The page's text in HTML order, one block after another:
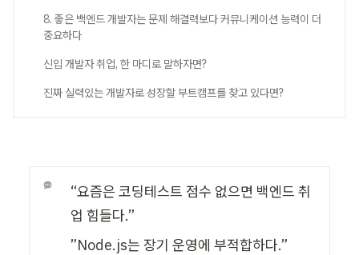
8. 좋은 백엔드 개발자는 문제 해결력보다 커뮤니케이션 능력이 더
중요하다
신입 개발자 취업, 한 마디로 말하자면?
진짜 실력있는 개발자로 성장할 부트캠프를 찾고 있다면?
“요즘은 코딩테스트 점수 없으면 백엔드 취
업 힘들다.”
”Node.js는 장기 운영에 부적합하다.”